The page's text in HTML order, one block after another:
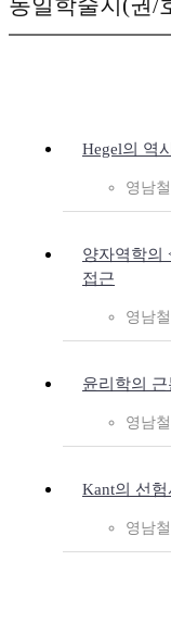
Hegel의 역
영남
양자역학의
접근
영남
윤리학의 근
영남
Kant의 선험
영남